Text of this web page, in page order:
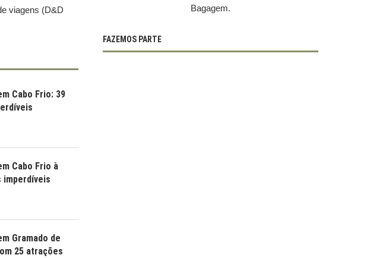
viagens (D&D
Cabo Frio: 39
Cabo Frio à
imperdíveis
Gramado de
25 atrações
Bagagem.
FAZEMOS PARTE